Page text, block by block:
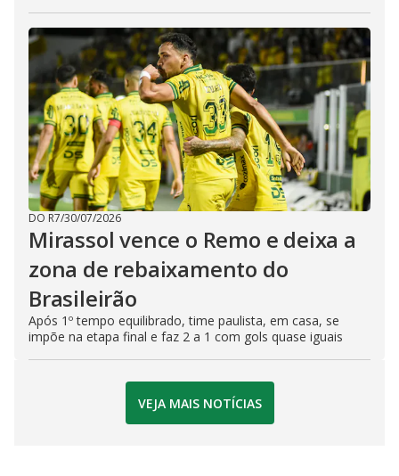
DO R7/30/07/2026
Mirassol vence o Remo e deixa a
zona de rebaixamento do
Brasileirão
Após 1º tempo equilibrado, time paulista, em casa, se
impõe na etapa final e faz 2 a 1 com gols quase iguais
VEJA MAIS NOTÍCIAS